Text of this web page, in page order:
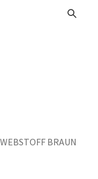
BRAUN